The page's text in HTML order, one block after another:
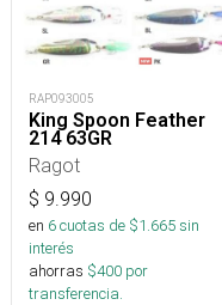
RAP093005
King Spoon Feather
214 63GR
Ragot
$ 9.990
en 6cuotas de $1.665sin
interés
ahorras $400 por
transferencia.